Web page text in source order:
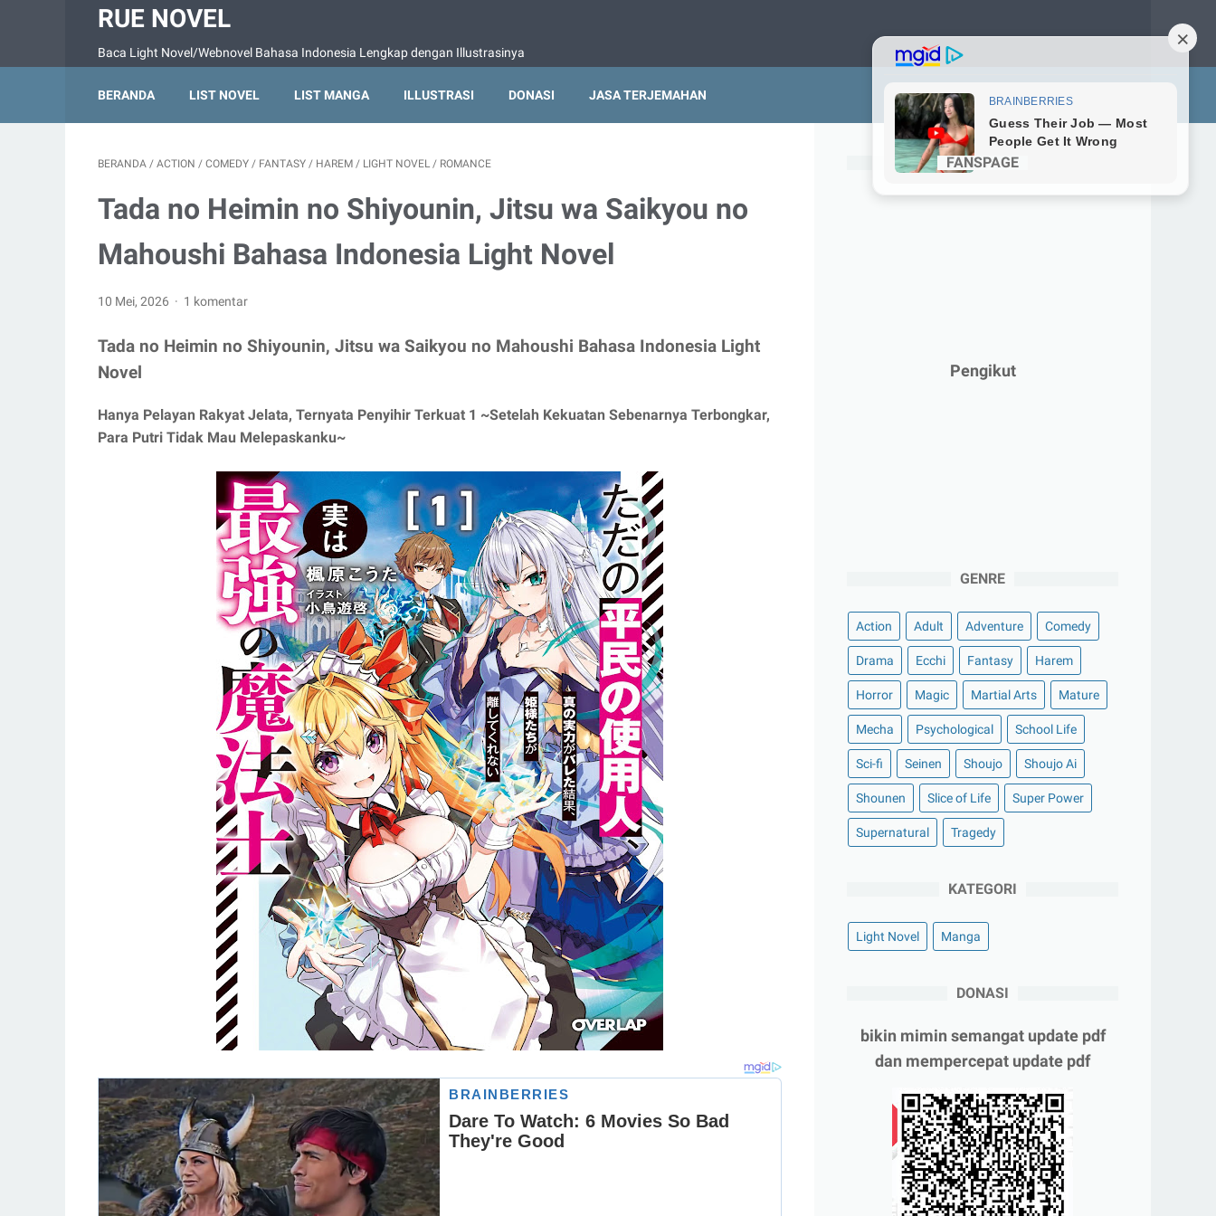
RUE NOVEL
Baca Light Novel/Webnovel Bahasa Indonesia Lengkap dengan Illustrasinya
BERANDA LIST NOVEL LIST MANGA ILLUSTRASI DONASI JASA TERJEMAHAN
BERANDA / ACTION / COMEDY / FANTASY / HAREM / LIGHT NOVEL / ROMANCE
Tada no Heimin no Shiyounin, Jitsu wa Saikyou no
Mahoushi Bahasa Indonesia Light Novel
10 Mei, 2026 1 komentar
Tada no Heimin no Shiyounin, Jitsu wa Saikyou no Mahoushi Bahasa Indonesia Light
Novel
Hanya Pelayan Rakyat Jelata, Ternyata Penyihir Terkuat 1 ~Setelah Kekuatan Sebenarnya Terbongkar,
Para Putri Tidak Mau Melepaskanku~
FANSPAGE
Pengikut
GENRE
Action Adult Adventure Comedy
Drama Ecchi Fantasy Harem
Horror Magic Martial Arts Mature
Mecha Psychological School Life
Sci-fi Seinen Shoujo Shoujo Ai
Shounen Slice of Life Super Power
Supernatural Tragedy
KATEGORI
Light Novel Manga
DONASI
bikin mimin semangat update pdf
dan mempercepat update pdf